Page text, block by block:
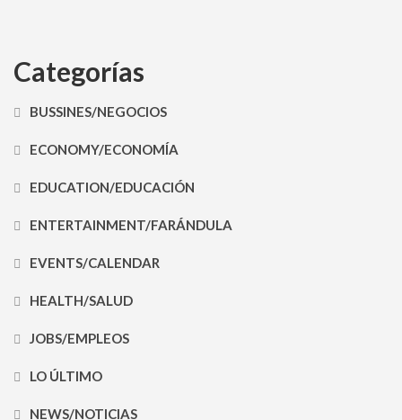
Categorías
BUSSINES/NEGOCIOS
ECONOMY/ECONOMÍA
EDUCATION/EDUCACIÓN
ENTERTAINMENT/FARÁNDULA
EVENTS/CALENDAR
HEALTH/SALUD
JOBS/EMPLEOS
LO ÚLTIMO
NEWS/NOTICIAS